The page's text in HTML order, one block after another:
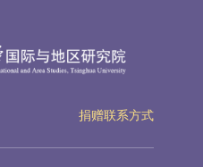
捐赠联系方式